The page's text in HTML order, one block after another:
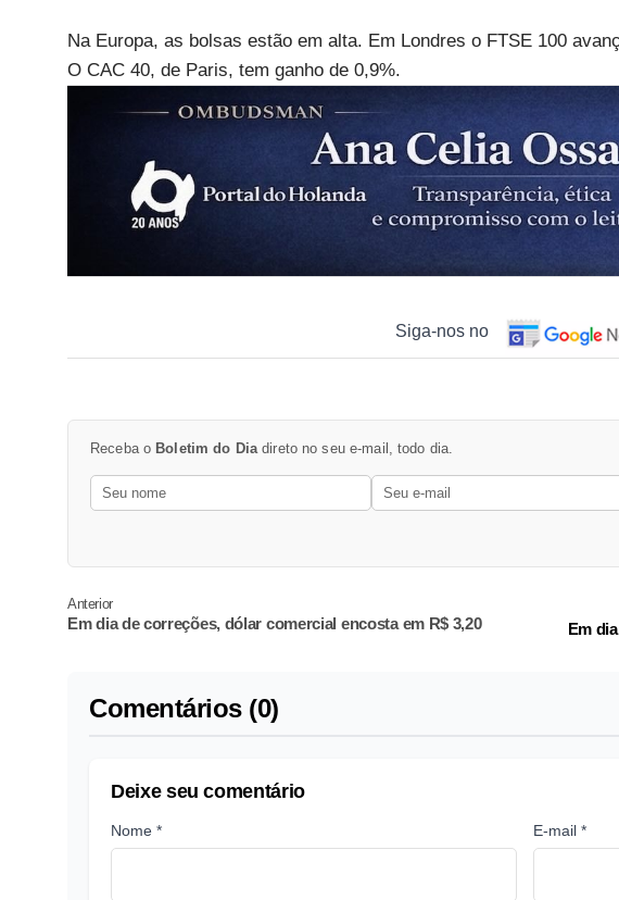
Na Europa, as bolsas estão em alta. Em Londres o FTSE 100
O CAC 40, de Paris, tem ganho de 0,9%.
Siga-nos no
Receba o Boletim do Diadireto no seu e-mail, todo dia.
Anterior
Em dia de correções, dólar comercial encosta em R$ 3,20 Em
Comentários (0)
Deixe seu comentário
Nome * E-mail *